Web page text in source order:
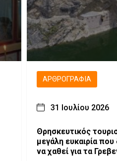
ΑΡΘΡΟΓΡΑΦΊΑ
31 Ιουλίου 2026
Θρησκευτικός
μεγάλη ευκαιρία
να χαθεί για τα